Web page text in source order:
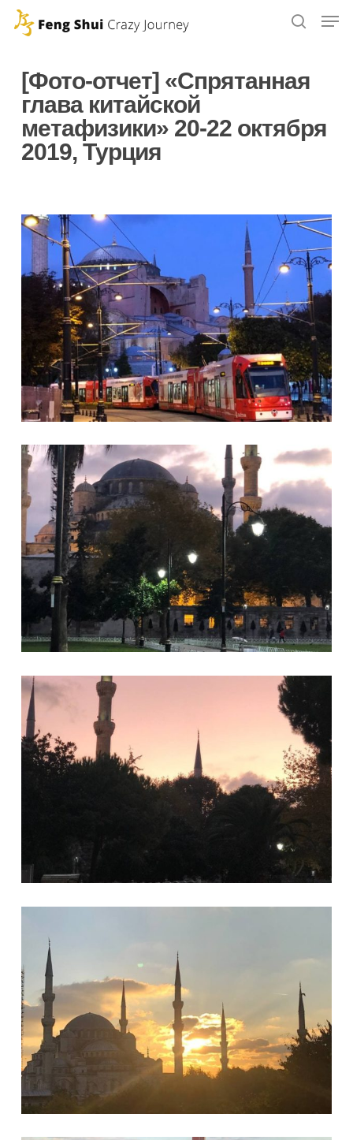
Skip
content[Фото-отчет] «Спрятанная
глава китайской
метафизики» 20-22 октября
2019, Турция